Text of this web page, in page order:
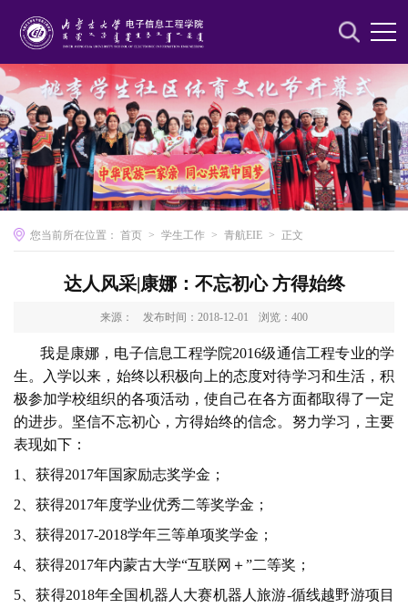
您当前所在位置： 首页 > 学生工作 > 青航EIE > 正文
达人风采|康娜：不忘初心 方得始终
来源： 发布时间：2018-12-01 浏览： 400
我是康娜，电子信息工程学院2016级通信工程专业的学
生。入学以来，始终以积极向上的态度对待学习和生活，积
极参加学校组织的各项活动，使自己在各方面都取得了一定
的进步。坚信不忘初心，方得始终的信念。努力学习，主要
表现如下：
1、获得2017年国家励志奖学金；
2、获得2017年度学业优秀二等奖学金；
3、获得2017-2018学年三等单项奖学金；
4、获得2017年内蒙古大学“互联网＋”二等奖；
5、获得2018年全国机器人大赛机器人旅游-循线越野游项目